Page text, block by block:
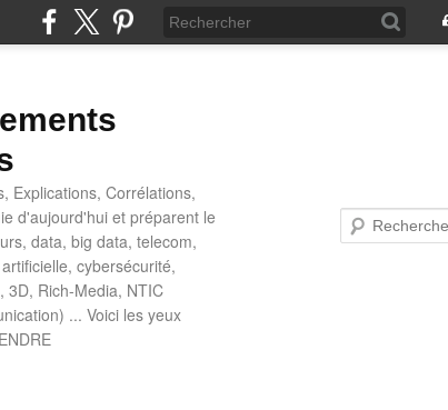
Explications, Corrélations,
d'aujourd'hui et préparent le
data, big data, telecom,
cybersécurité,
3D, Rich-Media, NTIC
... Voici les yeux